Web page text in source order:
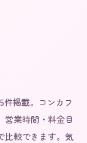
件掲載。コンカフ
営業時間・料金目
比較できます。気